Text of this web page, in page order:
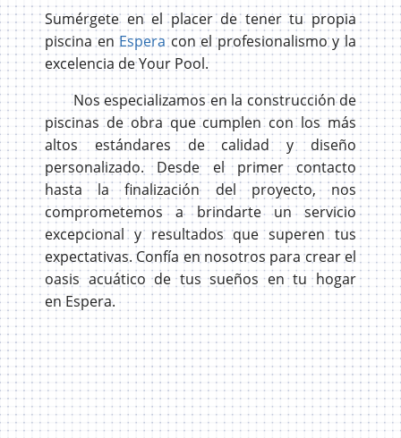
Sumérgete en el placer de tener tu propia
piscina enEsperacon el profesionalismo y la
excelencia de Your Pool.
Nos especializamos en la construcción de
piscinas de obra que cumplen con los más
altos estándares de calidad y diseño
personalizado. Desde el primer contacto
hasta la finalización del proyecto, nos
comprometemos a brindarte un servicio
excepcional y resultados que superen tus
expectativas. Confía en nosotros para crear el
oasis acuático de tus sueños en tu hogar
enEspera.